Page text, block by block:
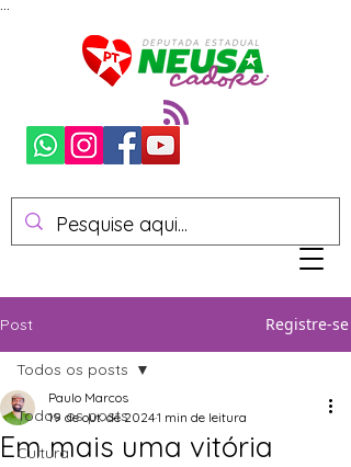
Post Registre-se
Todos os posts
Cultura
Todos os posts
Em mais uma vitória
Paulo Marcos
19 de out. de 20241 min de leitura